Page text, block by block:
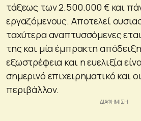
τάξεως των 2.500.000 € και
εργαζόμενους. Αποτελεί
ταχύτερα αναπτυσσόμενες
της και μία έμπρακτη
εξωστρέφεια και η ευελιξία
σημερινό επιχειρηματικό και
περιβάλλον.